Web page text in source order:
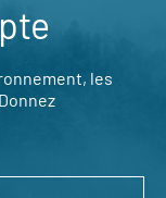
les